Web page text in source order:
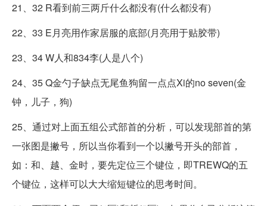
21、32 R看到前三两斤什么都没有(什么都没有)
22、33 E月亮用作家居服的底部(月亮用于贴胶带)
23、34 W人和834李(人是八个)
24、35 Q金勺子缺点无尾鱼狗留一点点Xi的no seven(金
钟，儿子，狗)
25、通过对上面五组公式部首的分析，可以发现部首的第
一张图是撇号，所以当你看到一个以撇号开头的部首，
如：和、越、金时，要先定位三个键位，即TREWQ的五
个键位，这样可以大大缩短键位的思考时间。